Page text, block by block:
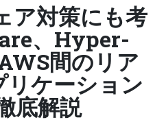
ア対策にも考
、Hyper-
間のリア
ケーション
底解説